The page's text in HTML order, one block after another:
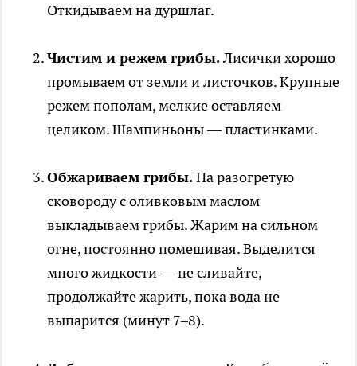
Откидываем на дуршлаг.
Чистим и режем грибы.Лисички хорошо
промываем от земли и листочков. Крупные
режем пополам, мелкие оставляем
целиком. Шампиньоны — пластинками.
Обжариваем грибы.На разогретую
сковороду с оливковым маслом
выкладываем грибы. Жарим на сильном
огне, постоянно помешивая. Выделится
много жидкости — не сливайте,
продолжайте жарить, пока вода не
выпарится (минут 7–8).